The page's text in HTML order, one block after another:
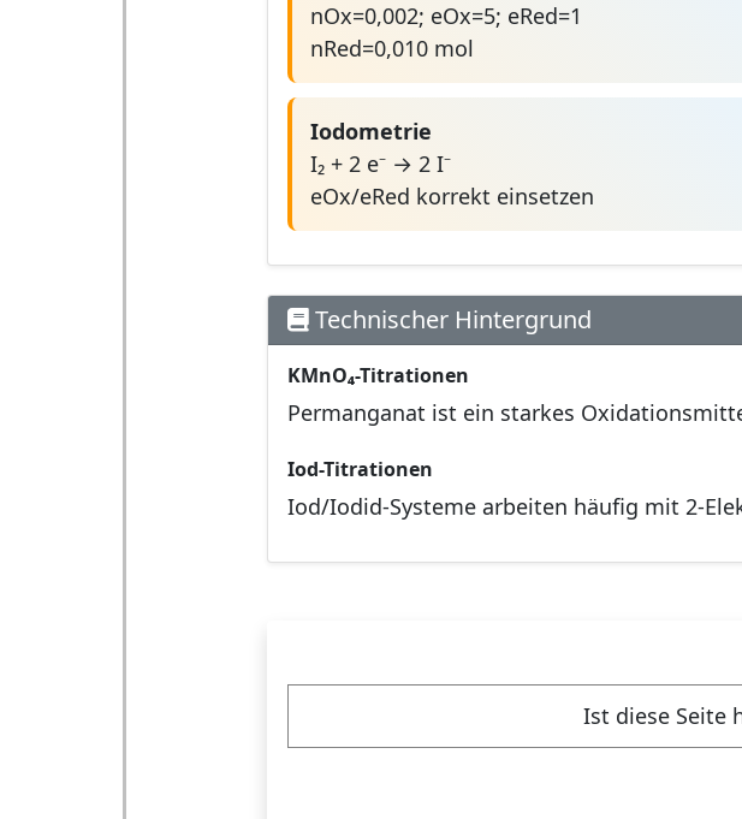
nOx=0,002; eOx=5; eRed=1
nRed=0,010 mol
Iodometrie
I₂ + 2 e⁻ → 2 I⁻
eOx/eRed korrekt einsetzen
Technischer Hintergrund
KMnO₄-Titrationen
Permanganat ist ein starkes
Iod-Titrationen
Iod/Iodid-Systeme arbeiten häufig mit 2-
Ist diese